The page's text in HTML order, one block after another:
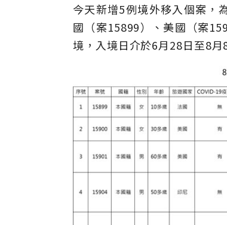
今天新增5例境外移入個案，
國（案15899）、美國（案
境，入境日介於6月28日至8月